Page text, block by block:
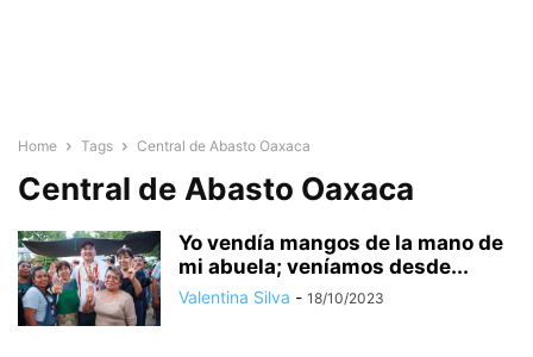
Home Tags Central de Abasto Oaxaca
Central de Abasto Oaxaca
Yo vendía mangos de la mano de
mi abuela; veníamos desde...
Valentina Silva - 18/10/2023